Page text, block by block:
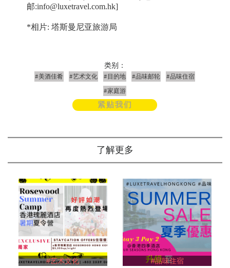
邮:info@luxetravel.com.hk]
*相片: 塔斯曼尼亚旅游局
类别：
#美酒佳肴 #艺术文化 #目的地 #品味邮轮
#品味住宿
#家庭游
紧贴我们
了解更多
#艺术文化 #品味住宿